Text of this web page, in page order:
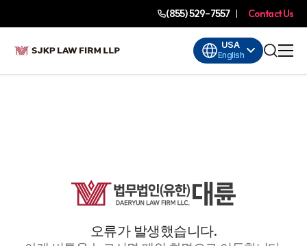
(855) 529-7557 Contact Us
USA
English
오류가 발생했습니다.